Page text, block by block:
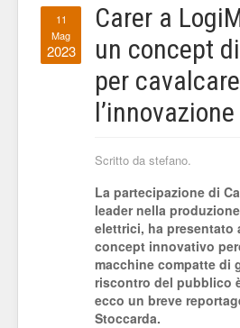
11
Mag
2023
Carer a
un concept
per cavalcare
l’innovazione
Scritto da stefano.
La partecipazione di
leader nella
elettrici, ha presentato
concept innovativo
macchine compatte di
riscontro del pubblico
ecco un breve
Stoccarda.